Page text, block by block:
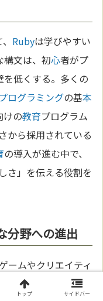
Rubyは学びやすい
構文は、初心者がプ
を低くする。多くの
プログラミングの基本
けの教育プログラム
から採用されている
の導入が進む中で、
さ」を伝える役割を
分野への進出
ームやクリエイティ
、2Dゲーム開発フ
トップ サイドバー